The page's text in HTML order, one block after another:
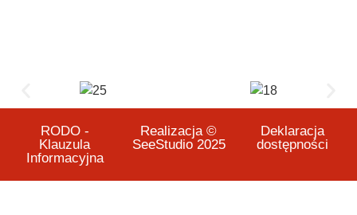
RODO -
Klauzula
Informacyjna
Realizacja ©
SeeStudio 2025
Deklaracja
dostępności